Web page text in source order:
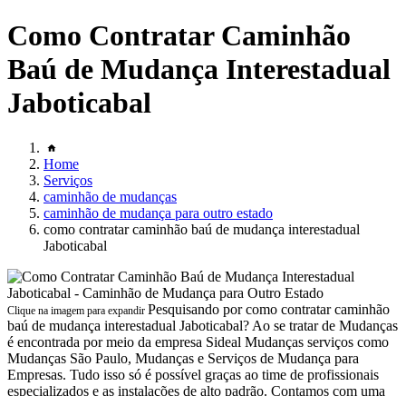
Como Contratar Caminhão
Baú de Mudança Interestadual
Jaboticabal
Home
Serviços
caminhão de mudanças
caminhão de mudança para outro estado
como contratar caminhão baú de mudança interestadual
Jaboticabal
Clique na imagem para expandir Pesquisando por como contratar caminhão
baú de mudança interestadual Jaboticabal? Ao se tratar de Mudanças
é encontrada por meio da empresa Sideal Mudanças serviços como
Mudanças São Paulo, Mudanças e Serviços de Mudança para
Empresas. Tudo isso só é possível graças ao time de profissionais
especializados e as instalações de alto padrão. Contamos com uma